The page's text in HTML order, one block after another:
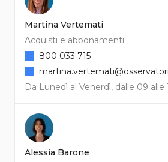
Martina Vertemati
Acquisti e abbonamenti
Da Lunedì al Venerdì, dalle 09 alle
800 033 715
Alessia Barone